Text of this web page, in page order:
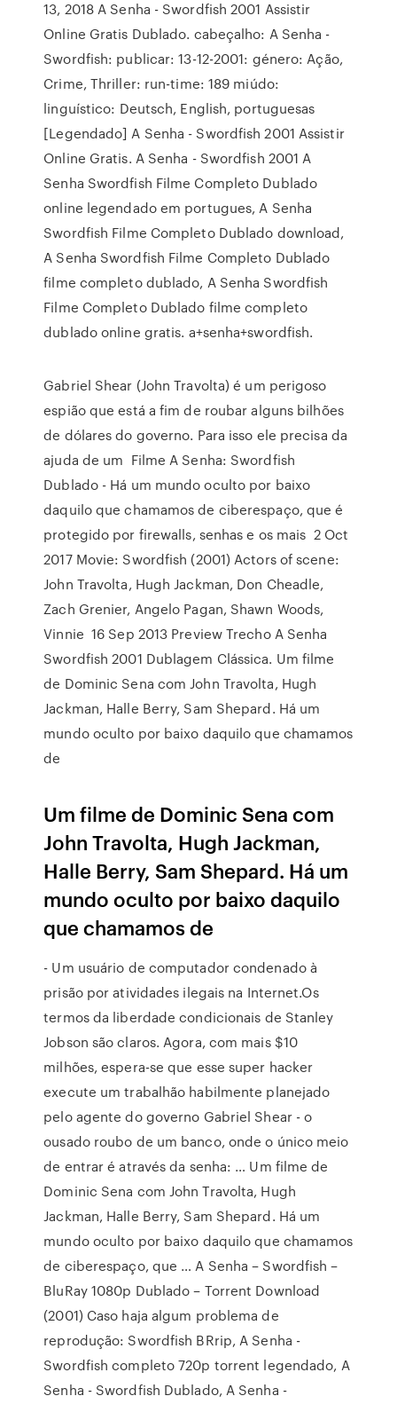
13, 2018 A Senha - Swordfish 2001 Assistir
Online Gratis Dublado. cabeçalho: A Senha -
Swordfish: publicar: 13-12-2001: género: Ação,
Crime, Thriller: run-time: 189 miúdo:
linguístico: Deutsch, English, portuguesas
[Legendado] A Senha - Swordfish 2001 Assistir
Online Gratis. A Senha - Swordfish 2001 A
Senha Swordfish Filme Completo Dublado
online legendado em portugues, A Senha
Swordfish Filme Completo Dublado download,
A Senha Swordfish Filme Completo Dublado
filme completo dublado, A Senha Swordfish
Filme Completo Dublado filme completo
dublado online gratis. a+senha+swordfish.
Gabriel Shear (John Travolta) é um perigoso
espião que está a fim de roubar alguns bilhões
de dólares do governo. Para isso ele precisa da
ajuda de um Filme A Senha: Swordfish
Dublado - Há um mundo oculto por baixo
daquilo que chamamos de ciberespaço, que é
protegido por firewalls, senhas e os mais 2 Oct
2017 Movie: Swordfish (2001) Actors of scene:
John Travolta, Hugh Jackman, Don Cheadle,
Zach Grenier, Angelo Pagan, Shawn Woods,
Vinnie 16 Sep 2013 Preview Trecho A Senha
Swordfish 2001 Dublagem Clássica. Um filme
de Dominic Sena com John Travolta, Hugh
Jackman, Halle Berry, Sam Shepard. Há um
mundo oculto por baixo daquilo que chamamos
de
Um filme de Dominic Sena com
John Travolta, Hugh Jackman,
Halle Berry, Sam Shepard. Há um
mundo oculto por baixo daquilo
que chamamos de
- Um usuário de computador condenado à
prisão por atividades ilegais na Internet.Os
termos da liberdade condicionais de Stanley
Jobson são claros. Agora, com mais $10
milhões, espera-se que esse super hacker
execute um trabalhão habilmente planejado
pelo agente do governo Gabriel Shear - o
ousado roubo de um banco, onde o único meio
de entrar é através da senha: … Um filme de
Dominic Sena com John Travolta, Hugh
Jackman, Halle Berry, Sam Shepard. Há um
mundo oculto por baixo daquilo que chamamos
de ciberespaço, que … A Senha – Swordfish –
BluRay 1080p Dublado – Torrent Download
(2001) Caso haja algum problema de
reprodução: Swordfish BRrip, A Senha -
Swordfish completo 720p torrent legendado, A
Senha - Swordfish Dublado, A Senha -